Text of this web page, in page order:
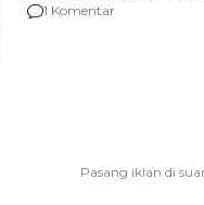
agar Dana Tidak
1 Komentar